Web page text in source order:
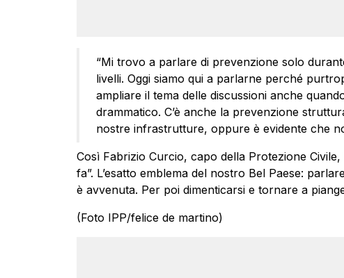
“Mi trovo a parlare di prevenzione solo
livelli. Oggi siamo qui a parlarne perché
ampliare il tema delle discussioni anche
drammatico. C’è anche la prevenzione
nostre infrastrutture, oppure è evidente che
Così Fabrizio Curcio, capo della Protezione
fa”. L’esatto emblema del nostro Bel Paese:
è avvenuta. Per poi dimenticarsi e tornare a
(Foto IPP/felice de martino)